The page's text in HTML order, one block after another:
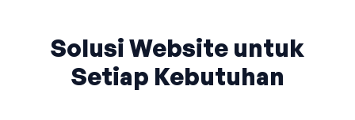
Solusi Website untuk
Setiap Kebutuhan